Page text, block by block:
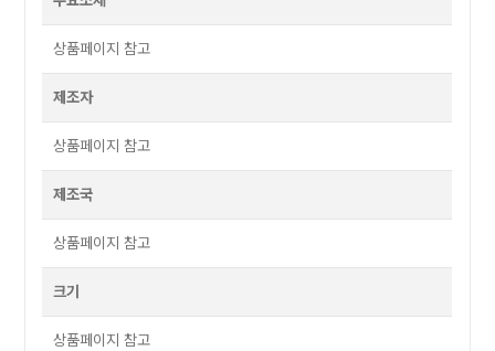
상품페이지 참고
제조자
상품페이지 참고
제조국
상품페이지 참고
크기
상품페이지 참고